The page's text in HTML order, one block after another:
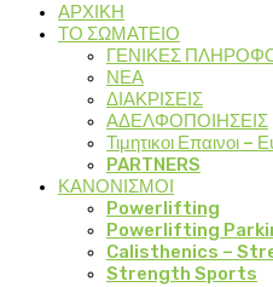
ΑΡΧΙΚΗ
ΤΟ ΣΩΜΑΤΕΙΟ
ΓΕΝΙΚΕΣ
ΝΕΑ
ΔΙΑΚΡΙΣΕΙΣ
ΑΔΕΛΦΟΠΟΙΗΣΕΙΣ
Τιμητικοι Επαινοι –
PARTNERS
ΚΑΝΟΝΙΣΜΟΙ
Powerlifting
Powerlifting
Calisthenics –
Strength Sports